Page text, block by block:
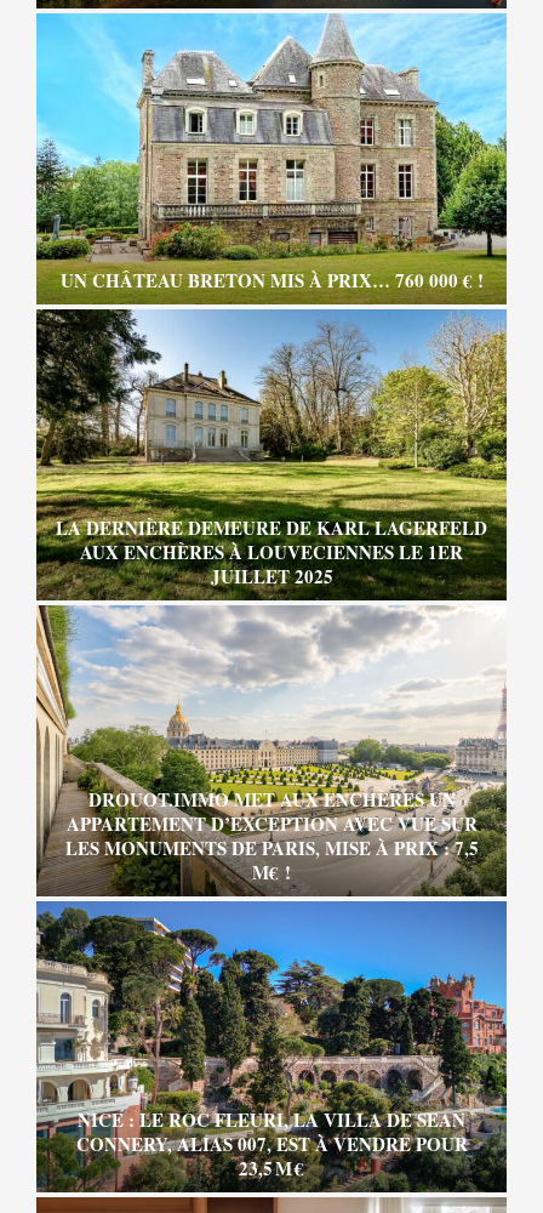
UN CHÂTEAU BRETON MIS À PRIX… 760 000 € !
LA DERNIÈRE DEMEURE DE KARL LAGERFELD
AUX ENCHÈRES À LOUVECIENNES LE 1ER
JUILLET 2025
DROUOT.IMMO MET AUX ENCHÈRES UN
APPARTEMENT D’EXCEPTION AVEC VUE SUR
LES MONUMENTS DE PARIS, MISE À PRIX : 7,5
M€ !
NICE : LE ROC FLEURI, LA VILLA DE SEAN
CONNERY, ALIAS 007, EST À VENDRE POUR
23,5 M €